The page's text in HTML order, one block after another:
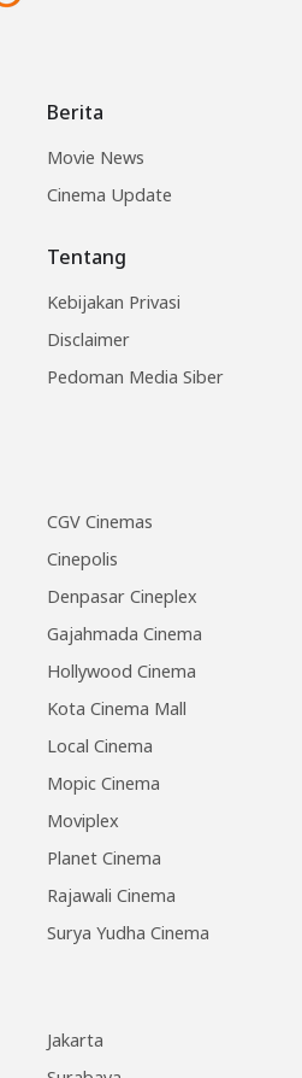
CGV Cinemas
Cinepolis
Denpasar Cineplex
Gajahmada Cinema
Hollywood Cinema
Kota Cinema Mall
Local Cinema
Mopic Cinema
Moviplex
Planet Cinema
Rajawali Cinema
Surya Yudha Cinema
Jakarta
Berita
Movie News
Cinema Update
Tentang
Kebijakan Privasi
Disclaimer
Pedoman Media Siber